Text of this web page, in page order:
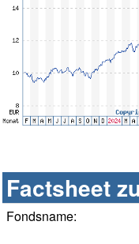
Factsheet
Fondsname: